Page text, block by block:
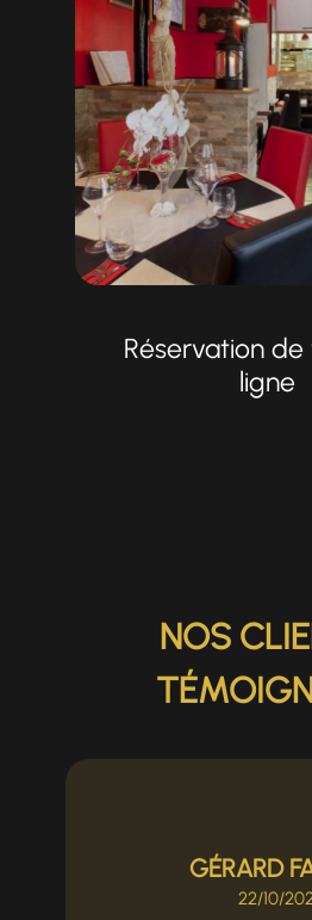
Réservation
ligne
NOS
GÉRARD
22/10/